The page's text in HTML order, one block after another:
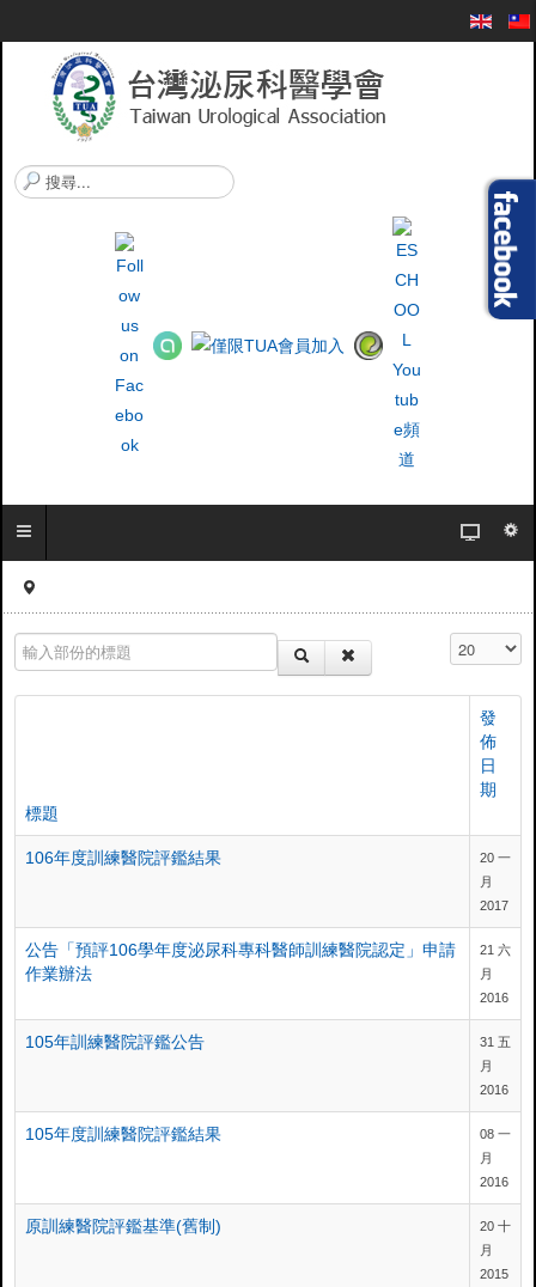
搜
尋
輸入部份的標題 顯示數目
標題
發
佈
日
期
106年度訓練醫院評鑑結果
20 一
月
2017
公告「預評106學年度泌尿科專科醫師訓練醫院認定」申請
作業辦法
21 六
月
2016
105年訓練醫院評鑑公告
31 五
月
2016
105年度訓練醫院評鑑結果
08 一
月
2016
原訓練醫院評鑑基準(舊制)
20 十
月
2015